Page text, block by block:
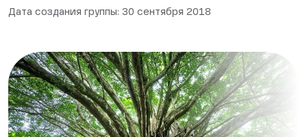
Дата создания группы: 30 сентября 2018